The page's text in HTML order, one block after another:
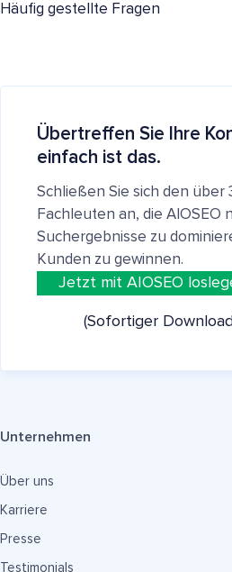
Häufig gestellte Fragen
Übertreffen Sie Ihre
einfach ist das.
Schließen Sie sich den über
Fachleuten an, die AIOSEO
Suchergebnisse zu
Kunden zu gewinnen.
Jetzt mit AIOSEO
(Sofortiger
Unternehmen
Über uns
Karriere
Presse
Testimonials